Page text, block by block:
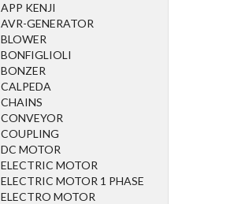
APP KENJI
AVR-GENERATOR
BLOWER
BONFIGLIOLI
BONZER
CALPEDA
CHAINS
CONVEYOR
COUPLING
DC MOTOR
ELECTRIC MOTOR
ELECTRIC MOTOR 1 PHASE
ELECTRO MOTOR